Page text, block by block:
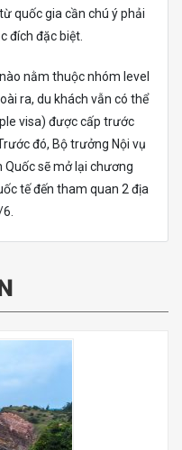
quốc gia cần chú ý phải
đích đặc biệt.
nằm thuộc nhóm level
ra, du khách vẫn có thể
visa) được cấp trước
đó, Bộ trưởng Nội vụ
sẽ mở lại chương
tế đến tham quan 2 địa